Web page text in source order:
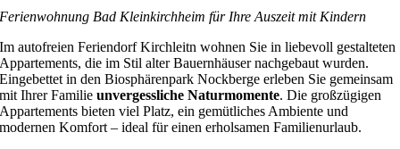
Ferienwohnung Bad Kleinkirchheim für Ihre Auszeit mit Kindern
Im autofreien Feriendorf Kirchleitn wohnen Sie in liebevoll gestalteten
Appartements, die im Stil alter Bauernhäuser nachgebaut wurden.
Eingebettet in den Biosphärenpark Nockberge erleben Sie gemeinsam
mit Ihrer Familieunvergessliche Naturmomente. Die großzügigen
Appartements bieten viel Platz, ein gemütliches Ambiente und
modernen Komfort – ideal für einen erholsamen Familienurlaub.